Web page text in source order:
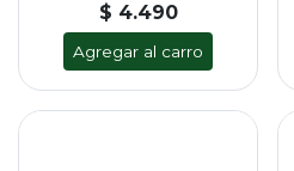
$ 4.490
Agregar al carro